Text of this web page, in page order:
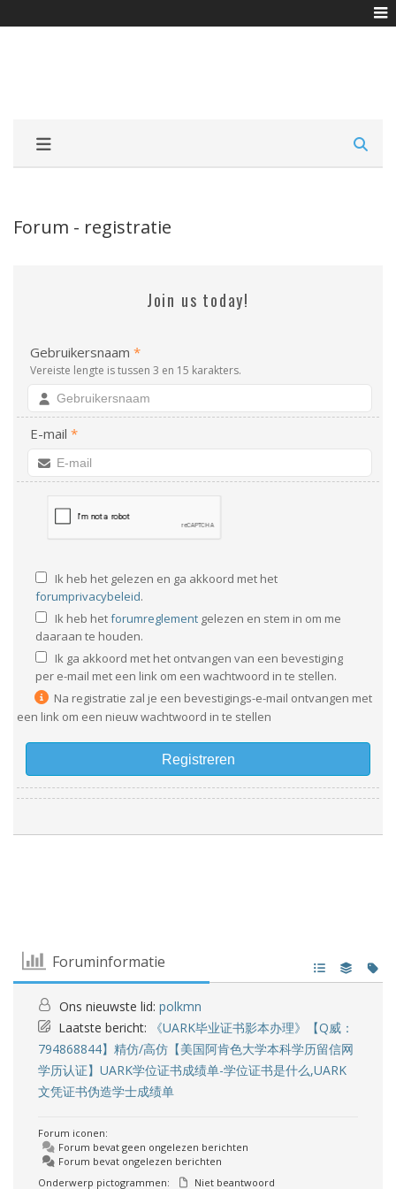
Forum - registratie
Join us today!
Gebruikersnaam*
Vereiste lengte is tussen 3 en 15 karakters.
E-mail*
Ik heb het gelezen en ga akkoord met het
forumprivacybeleid.
Ik heb hetforumreglement gelezen en stem in om me
daaraan te houden.
Ik ga akkoord met het ontvangen van een bevestiging
per e-mail met een link om een wachtwoord in te stellen.
Na registratie zal je een bevestigings-e-mail ontvangen met
een link om een nieuw wachtwoord in te stellen
Foruminformatie
Ons nieuwste lid: polkmn
Laatste bericht:
《UARK毕业证书影本办理》【Q威：
794868844】精仿/高仿【美国阿肯色大学本科学历留信网
学历认证】UARK学位证书成绩单-学位证书是什么,UARK
文凭证书伪造学士成绩单
Forum iconen:
Forum bevat geen ongelezen berichten
Forum bevat ongelezen berichten
Onderwerp pictogrammen:
Niet beantwoord